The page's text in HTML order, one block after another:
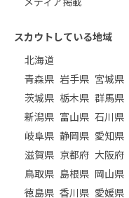
スカウトしている地域
北海道
青森県 岩手県 宮城県
茨城県 栃木県 群馬県
新潟県 富山県 石川県
岐阜県 静岡県 愛知県
滋賀県 京都府 大阪府
鳥取県 島根県 岡山県
徳島県 香川県 愛媛県